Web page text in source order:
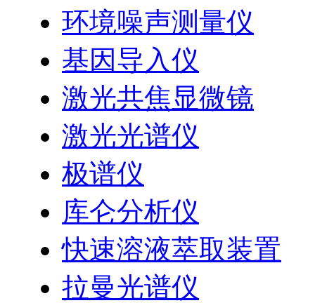
环境噪声测量仪
基因导入仪
激光共焦显微镜
激光光谱仪
极谱仪
库仑分析仪
快速溶液萃取装置
拉曼光谱仪